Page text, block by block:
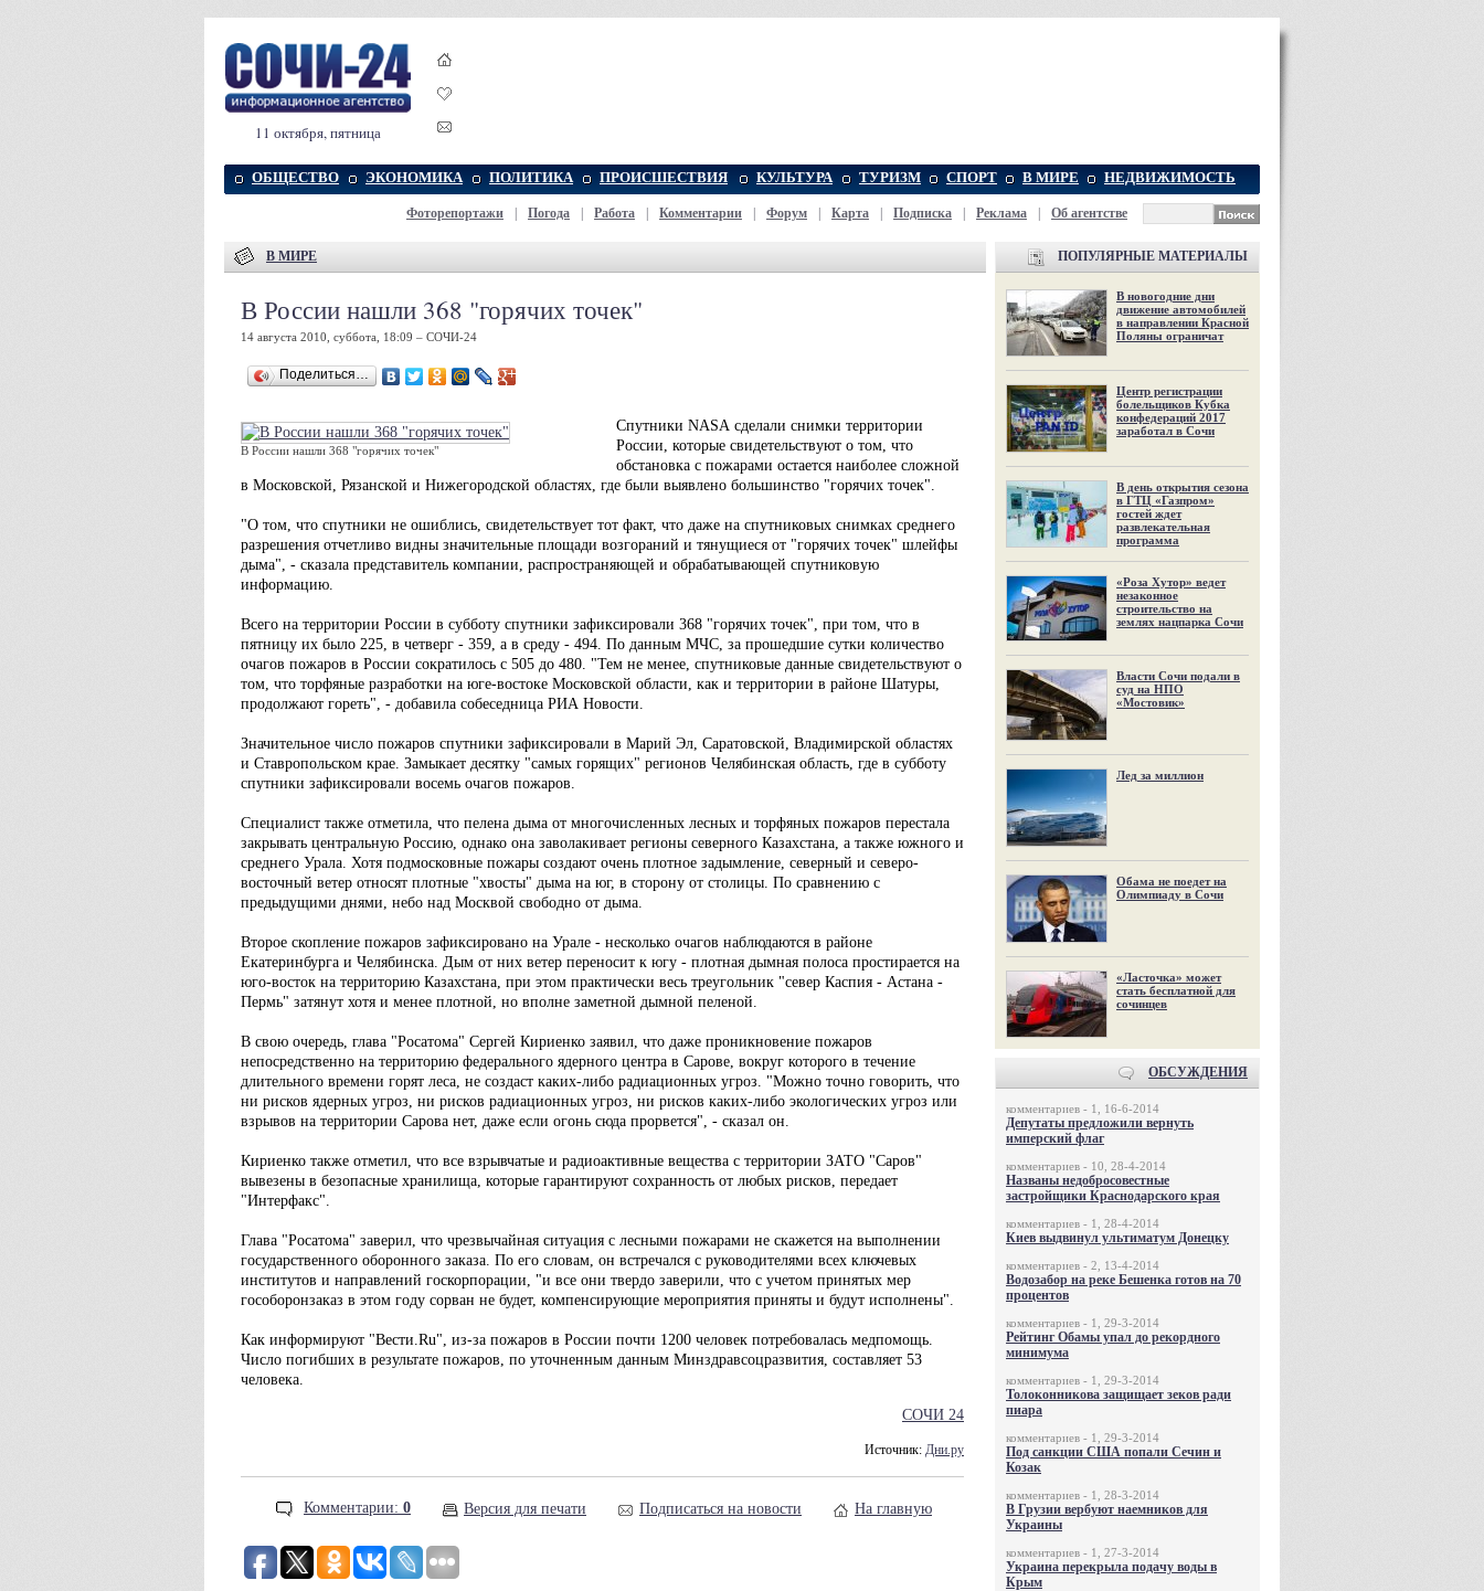
11 октября, пятница
ОБЩЕСТВО ЭКОНОМИКА ПОЛИТИКА ПРОИСШЕСТВИЯ КУЛЬТУРА ТУРИЗМ СПОРТ В МИРЕ НЕДВИЖИМОСТЬ
Фоторепортажи Погода Работа Комментарии Форум Карта Подписка Реклама Об агентстве
В МИРЕ
В России нашли 368 "горячих точек"
14 августа 2010, суббота, 18:09 – СОЧИ-24
Поделиться…
В России нашли 368 "горячих точек"
Спутники NАSА сделали снимки территории
России, которые свидетельствуют о том, что
обстановка с пожарами остается наиболее сложной
в Московской, Рязанской и Нижегородской областях, где были выявлено большинство "горячих точек".
"О том, что спутники не ошиблись, свидетельствует тот факт, что даже на спутниковых снимках среднего
разрешения отчетливо видны значительные площади возгораний и тянущиеся от "горячих точек" шлейфы
дыма", - сказала представитель компании, распространяющей и обрабатывающей спутниковую
информацию.
Всего на территории России в субботу спутники зафиксировали 368 "горячих точек", при том, что в
пятницу их было 225, в четверг - 359, а в среду - 494. По данным МЧС, за прошедшие сутки количество
очагов пожаров в России сократилось с 505 до 480. "Тем не менее, спутниковые данные свидетельствуют о
том, что торфяные разработки на юге-востоке Московской области, как и территории в районе Шатуры,
продолжают гореть", - добавила собеседница РИА Новости.
Значительное число пожаров спутники зафиксировали в Марий Эл, Саратовской, Владимирской областях
и Ставропольском крае. Замыкает десятку "самых горящих" регионов Челябинская область, где в субботу
спутники зафиксировали восемь очагов пожаров.
Специалист также отметила, что пелена дыма от многочисленных лесных и торфяных пожаров перестала
закрывать центральную Россию, однако она заволакивает регионы северного Казахстана, а также южного и
среднего Урала. Хотя подмосковные пожары создают очень плотное задымление, северный и северо-
восточный ветер относят плотные "хвосты" дыма на юг, в сторону от столицы. По сравнению с
предыдущими днями, небо над Москвой свободно от дыма.
Второе скопление пожаров зафиксировано на Урале - несколько очагов наблюдаются в районе
Екатеринбурга и Челябинска. Дым от них ветер переносит к югу - плотная дымная полоса простирается на
юго-восток на территорию Казахстана, при этом практически весь треугольник "север Каспия - Астана -
Пермь" затянут хотя и менее плотной, но вполне заметной дымной пеленой.
В свою очередь, глава "Росатома" Сергей Кириенко заявил, что даже проникновение пожаров
непосредственно на территорию федерального ядерного центра в Сарове, вокруг которого в течение
длительного времени горят леса, не создаст каких-либо радиационных угроз. "Можно точно говорить, что
ни рисков ядерных угроз, ни рисков радиационных угроз, ни рисков каких-либо экологических угроз или
взрывов на территории Сарова нет, даже если огонь сюда прорвется", - сказал он.
Кириенко также отметил, что все взрывчатые и радиоактивные вещества с территории ЗАТО "Саров"
вывезены в безопасные хранилища, которые гарантируют сохранность от любых рисков, передает
"Интерфакс".
Глава "Росатома" заверил, что чрезвычайная ситуация с лесными пожарами не скажется на выполнении
государственного оборонного заказа. По его словам, он встречался с руководителями всех ключевых
институтов и направлений госкорпорации, "и все они твердо заверили, что с учетом принятых мер
гособоронзаказ в этом году сорван не будет, компенсирующие мероприятия приняты и будут исполнены".
Как информируют "Вести.Ru", из-за пожаров в России почти 1200 человек потребовалась медпомощь.
Число погибших в результате пожаров, по уточненным данным Минздравсоцразвития, составляет 53
человека.
СОЧИ 24
Источник: Дни.ру
Комментарии: 0 Версия для печати Подписаться на новости На главную
ПОПУЛЯРНЫЕ МАТЕРИАЛЫ
В новогодние дни
движение автомобилей
в направлении Красной
Поляны ограничат
Центр регистрации
болельщиков Кубка
конфедераций 2017
заработал в Сочи
В день открытия сезона
в ГТЦ «Газпром»
гостей ждет
развлекательная
программа
«Роза Хутор» ведет
незаконное
строительство на
землях нацпарка Сочи
Власти Сочи подали в
суд на НПО
«Мостовик»
Лед за миллион
Обама не поедет на
Олимпиаду в Сочи
«Ласточка» может
стать бесплатной для
сочинцев
ОБСУЖДЕНИЯ
комментариев - 1, 16-6-2014
Депутаты предложили вернуть
имперский флаг
комментариев - 10, 28-4-2014
Названы недобросовестные
застройщики Краснодарского края
комментариев - 1, 28-4-2014
Киев выдвинул ультиматум Донецку
комментариев - 2, 13-4-2014
Водозабор на реке Бешенка готов на 70
процентов
комментариев - 1, 29-3-2014
Рейтинг Обамы упал до рекордного
минимума
комментариев - 1, 29-3-2014
Толоконникова защищает зеков ради
пиара
комментариев - 1, 29-3-2014
Под санкции США попали Сечин и
Козак
комментариев - 1, 28-3-2014
В Грузии вербуют наемников для
Украины
комментариев - 1, 27-3-2014
Украина перекрыла подачу воды в
Крым